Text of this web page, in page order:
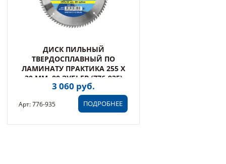
ДИСК ПИЛЬНЫЙ
ТВЕРДОСПЛАВНЫЙ ПО
ЛАМИНАТУ ПРАКТИКА 255 Х
30 ММ, 80 ЗУБЬЕВ (776-935)
3 060 руб.
ПОДРОБНЕЕ
Арт: 776-935